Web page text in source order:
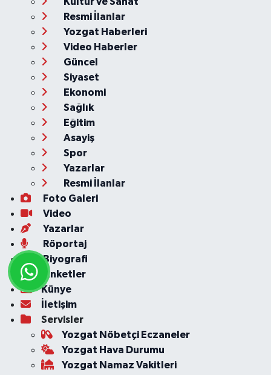
Resmi İlanlar
Yozgat Haberleri
Video Haberler
Güncel
Siyaset
Ekonomi
Sağlık
Eğitim
Asayiş
Spor
Yazarlar
Resmi İlanlar
Foto Galeri
Video
Yazarlar
Röportaj
Biyografi
Anketler
Künye
İletişim
Servisler
Yozgat Nöbetçi Eczaneler
Yozgat Hava Durumu
Yozgat Namaz Vakitleri